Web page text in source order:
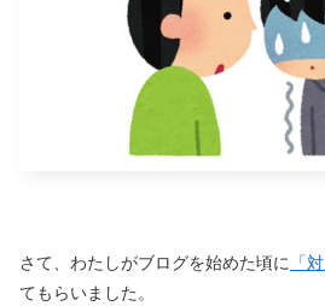
さて、わたしがブログを始めた頃に 「
てもらいました。